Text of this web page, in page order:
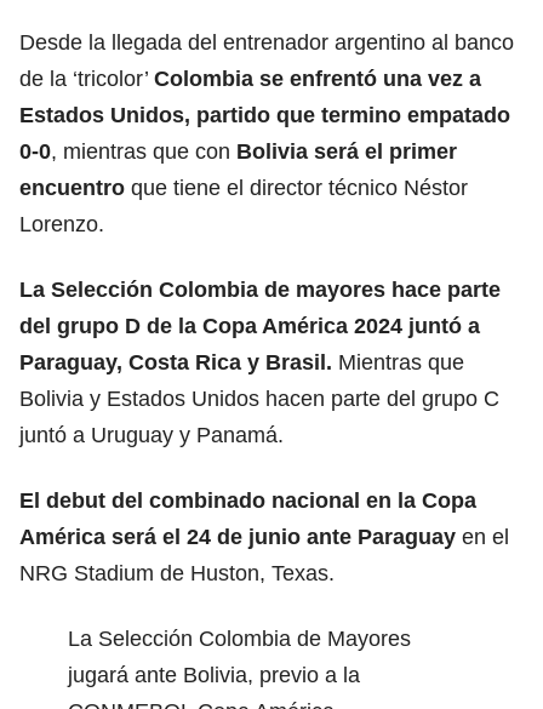
Desde la llegada del entrenador argentino al banco
de la ‘tricolor’ Colombia se enfrentó una vez a
Estados Unidos, partido que termino empatado
0-0, mientras que con Bolivia será el primer
encuentro que tiene el director técnico Néstor
Lorenzo.
La Selección Colombia de mayores hace parte
del grupo D de la Copa América 2024 juntó a
Paraguay, Costa Rica y Brasil. Mientras que
Bolivia y Estados Unidos hacen parte del grupo C
juntó a Uruguay y Panamá.
El debut del combinado nacional en la Copa
América será el 24 de junio ante Paraguay en el
NRG Stadium de Huston, Texas.
La Selección Colombia de Mayores
jugará ante Bolivia, previo a la